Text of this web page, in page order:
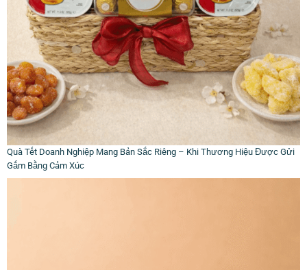
Quà Tết Doanh Nghiệp Mang Bản Sắc Riêng – Khi Thương Hiệu Được Gửi
Gắm Bằng Cảm Xúc